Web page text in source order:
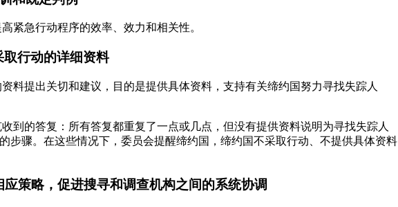
紧急行动程序的效率、效力和相关性。
行动的详细资料
料提出关切和建议，目的是提供具体资料，支持有关缔约国努力寻找失踪人
到的答复：所有答复都重复了一点或几点，但没有提供资料说明为寻找失踪人
步骤。在这些情况下，委员会提醒缔约国，缔约国不采取行动、不提供具体资料
策略，促进搜寻和调查机构之间的系统协调